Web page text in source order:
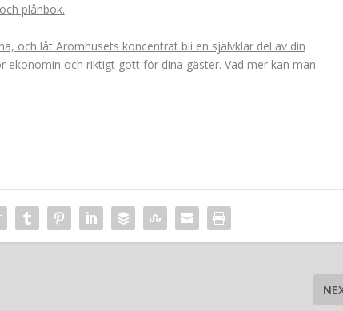
plånbok.
och låt Aromhusets koncentrat bli en självklar del av din
ekonomin och riktigt gott för dina gäster. Vad mer kan man